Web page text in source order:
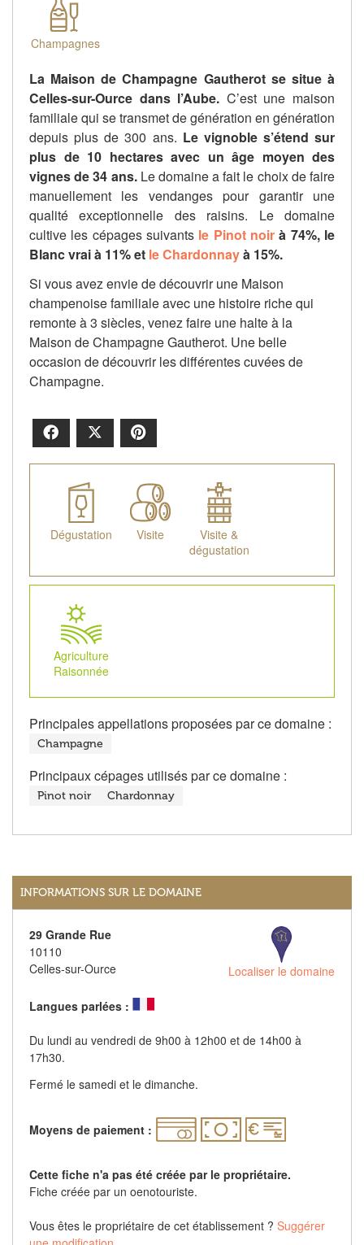
Champagnes
La Maison de Champagne Gautherot se situe à
Celles-sur-Ource dans l’Aube. C’est une maison
familiale qui se transmet de génération en génération
depuis plus de 300 ans. Le vignoble s’étend sur
plus de 10 hectares avec un âge moyen des
vignes de 34 ans.Le domaine a fait le choix de faire
manuellement les vendanges pour garantir une
qualité exceptionnelle des raisins. Le domaine
cultive les cépages suivants le Pinot noir à 74%, le
Blanc vrai à 11% et le Chardonnayà 15%.
Si vous avez envie de découvrir une Maison
champenoise familiale avec une histoire riche qui
remonte à 3 siècles, venez faire une halte à la
Maison de Champagne Gautherot. Une belle
occasion de découvrir les différentes cuvées de
Champagne.
Facebook
Dégustation Visite
Visite &
dégustation
Agriculture
Raisonnée
Principales appellations proposées par ce domaine :
Champagne
Principaux cépages utilisés par ce domaine :
Pinot noir Chardonnay
INFORMATIONS SUR LE DOMAINE
29 Grande Rue
10110
Celles-sur-Ource
Localiser le domaine
Langues parlées :
Du lundi au vendredi de 9h00 à 12h00 et de 14h00 à
17h30.
Fermé le samedi et le dimanche.
Moyens de paiement :
Cette fiche n'a pas été créée par le propriétaire.
Fiche créée par un oenotouriste.
Vous êtes le propriétaire de cet établissement ? Suggérer